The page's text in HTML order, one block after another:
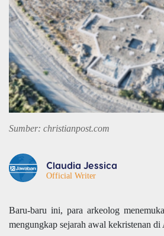
Sumber: christianpost.com
Claudia Jessica
Official Writer
Baru-baru ini, para arkeolog
mengungkap sejarah awal kekristenan di